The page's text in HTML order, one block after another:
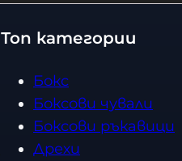
Топ категории
Бокс
Боксови чували
Боксови ръкавици
Дрехи